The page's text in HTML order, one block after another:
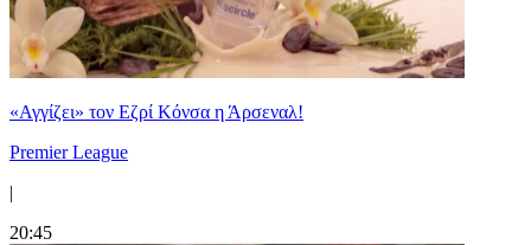
«Αγγίζει» τον Εζρί Κόνσα η Άρσεναλ!
Premier League
|
20:45